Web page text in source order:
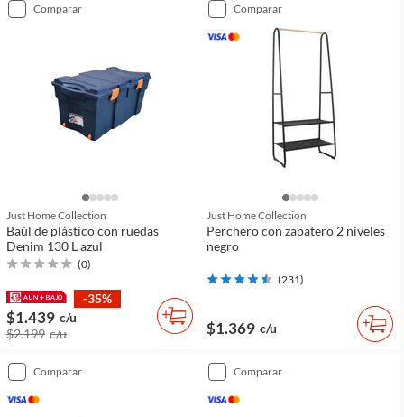
comparar
Just Home Collection
Baúl de plástico con ruedas
Denim 130 L azul
(0)
-35%
$1.439 c/u
$2.199 c/u
comparar
Just Home Collection
Perchero con zapatero 2 niveles
negro
(231)
$1.369 c/u
comparar comparar